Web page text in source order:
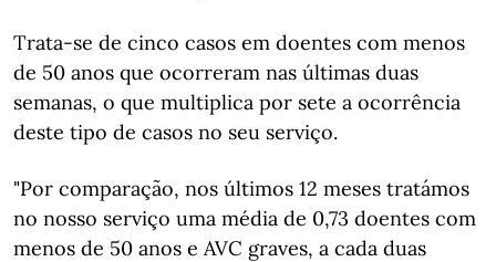
Trata-se de cinco casos em doentes com menos
de 50 anos que ocorreram nas últimas duas
semanas, o que multiplica por sete a ocorrência
deste tipo de casos no seu serviço.
"Por comparação, nos últimos 12 meses tratámos
no nosso serviço uma média de 0,73 doentes com
menos de 50 anos e AVC graves, a cada duas